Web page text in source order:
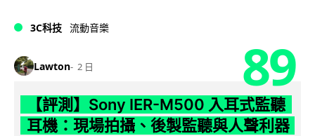
3C科技 流動音樂
Lawton 2 日 89
【評測】Sony IER-M500 入耳式監聽
耳機：現場拍攝、後製監聽與人聲利器